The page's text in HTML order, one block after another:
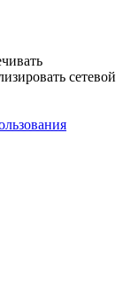
сетевой